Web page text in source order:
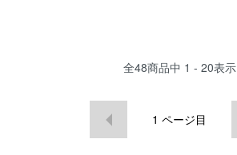
全48商品中 1 - 20表示
1 ページ目